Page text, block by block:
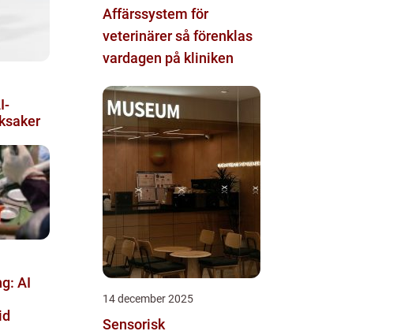
AI
Affärssystem för
veterinärer så förenklas
vardagen på kliniken
14 december 2025
Sensorisk